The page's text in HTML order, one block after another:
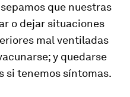
que nuestras
o dejar situaciones
mal ventiladas
y quedarse
si tenemos síntomas.